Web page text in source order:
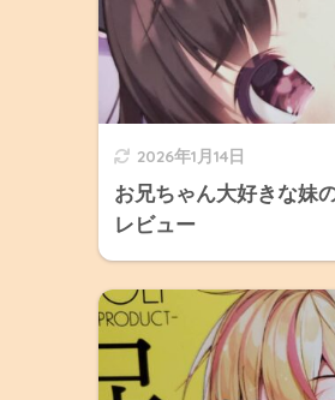
2026年1月14日
お兄ちゃん大好きな妹
レビュー